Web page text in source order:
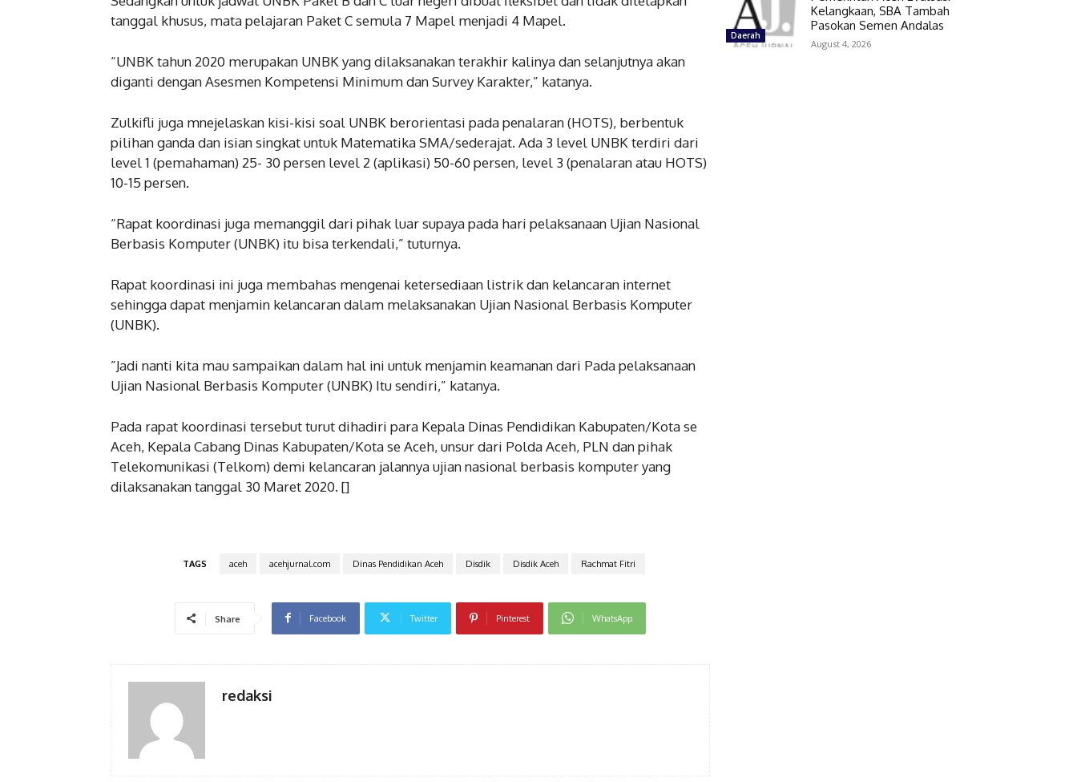
tanggal khusus, mata pelajaran Paket C semula 7 Mapel menjadi 4 Mapel.
“UNBK tahun 2020 merupakan UNBK yang dilaksanakan terakhir kalinya dan selanjutnya akan
diganti dengan Asesmen Kompetensi Minimum dan Survey Karakter,” katanya.
Zulkifli juga mnejelaskan kisi-kisi soal UNBK berorientasi pada penalaran (HOTS), berbentuk
pilihan ganda dan isian singkat untuk Matematika SMA/sederajat. Ada 3 level UNBK terdiri dari
level 1 (pemahaman) 25- 30 persen level 2 (aplikasi) 50-60 persen, level 3 (penalaran atau HOTS)
10-15 persen.
“Rapat koordinasi juga memanggil dari pihak luar supaya pada hari pelaksanaan Ujian Nasional
Berbasis Komputer (UNBK) itu bisa terkendali,” tuturnya.
Rapat koordinasi ini juga membahas mengenai ketersediaan listrik dan kelancaran internet
sehingga dapat menjamin kelancaran dalam melaksanakan Ujian Nasional Berbasis Komputer
(UNBK).
”Jadi nanti kita mau sampaikan dalam hal ini untuk menjamin keamanan dari Pada pelaksanaan
Ujian Nasional Berbasis Komputer (UNBK) Itu sendiri,” katanya.
Pada rapat koordinasi tersebut turut dihadiri para Kepala Dinas Pendidikan Kabupaten/Kota se
Aceh, Kepala Cabang Dinas Kabupaten/Kota se Aceh, unsur dari Polda Aceh, PLN dan pihak
Telekomunikasi (Telkom) demi kelancaran jalannya ujian nasional berbasis komputer yang
dilaksanakan tanggal 30 Maret 2020. []
TAGS aceh acehjurnal.com Dinas Pendidikan Aceh Disdik Disdik Aceh Rachmat Fitri
Share Facebook Twitter Pinterest WhatsApp
redaksi
Daerah
Kelangkaan, SBA Tambah
Pasokan Semen Andalas
August 4, 2026